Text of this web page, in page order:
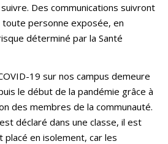
Des communications suivront
personne exposée, en
déterminé par la Santé
19 sur nos campus demeure
le début de la pandémie grâce à
des membres de la communauté.
déclaré dans une classe, il est
en isolement, car les